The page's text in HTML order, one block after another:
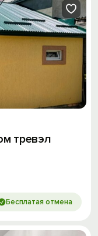
тревэл
Бесплатая отмена